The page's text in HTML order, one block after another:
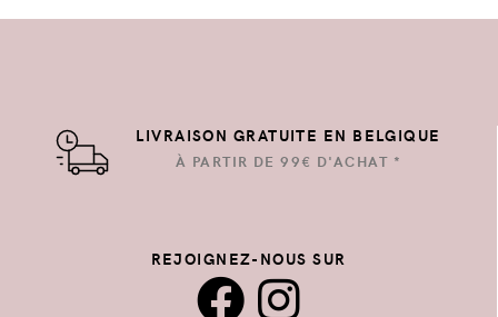
LIVRAISON GRATUITE EN BELGIQUE
À PARTIR DE 99€ D'ACHAT *
REJOIGNEZ-NOUS SUR